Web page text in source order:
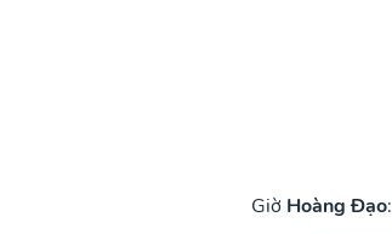
Giờ Hoàng Đạo: